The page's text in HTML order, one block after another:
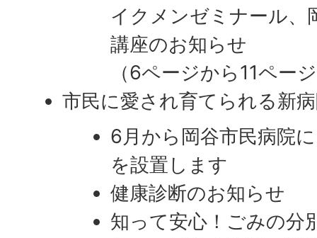
イクメンゼミナール、
講座のお知らせ
（6ページから11ペー
市民に愛され育てられる新
6月から岡谷市民病院
を設置します
健康診断のお知らせ
知って安心！ごみの分